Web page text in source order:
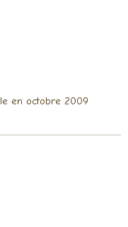
en octobre 2009